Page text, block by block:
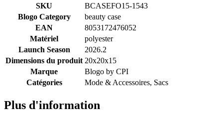
SKU
BCASEFO15-1543
Blogo Category
beauty case
EAN
8053172476052
Matériel
polyester
Launch Season
2026.2
Dimensions du produit 20x20x15
Marque
Blogo by CPI
Catégories
Mode & Accessoires, Sacs
Plus d'information